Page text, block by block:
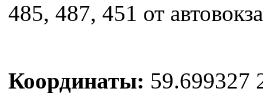
485, 487, 451 от
Координаты: 59.699327